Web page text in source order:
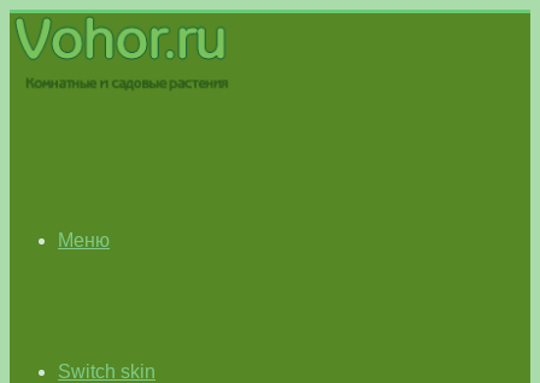
Меню
Switch skin